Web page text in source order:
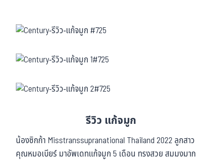
รีวิว แก้จมูก
น้องซิกก้า Misstranssupranational Thailand 2022 ลูกสาว
คุณหมอเบียร์ มาอัพเดทแก้จมูก 5 เดือน ทรงสวย สมมงมาก